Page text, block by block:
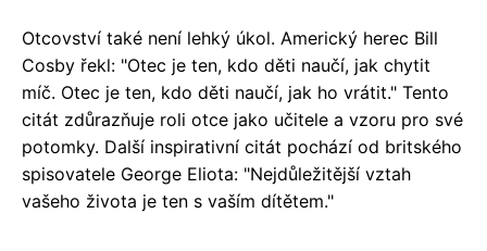
Otcovství také není lehký úkol. Americký herec Bill
Cosby řekl: "Otec je ten, kdo děti naučí, jak chytit
míč. Otec je ten, kdo děti naučí, jak ho vrátit." Tento
citát zdůrazňuje roli otce jako učitele a vzoru pro své
potomky. Další inspirativní citát pochází od britského
spisovatele George Eliota: "Nejdůležitější vztah
vašeho života je ten s vaším dítětem."